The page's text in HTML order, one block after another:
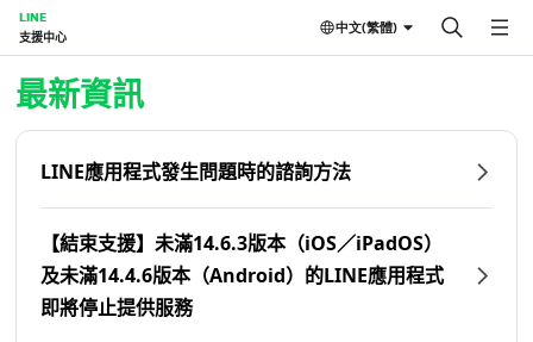
LINE
支援中心
中文(繁體)
首頁 | LINE支援中心
最新資訊
LINE應用程式發生問題時的諮詢方法
【結束支援】未滿14.6.3版本（iOS／iPadOS）
及未滿14.4.6版本（Android）的LINE應用程式
即將停止提供服務